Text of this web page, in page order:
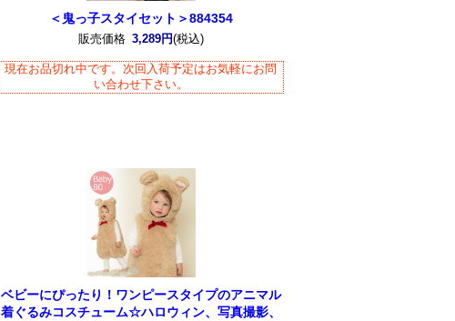
＜鬼っ子スタイセット＞884354
販売価格 3,289円(税込)
現在お品切れ中です。次回入荷予定はお気軽にお問
い合わせ下さい。
ベビーにぴったり！ワンピースタイプのアニマル
着ぐるみコスチューム☆ハロウィン、写真撮影、